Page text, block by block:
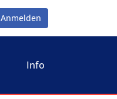
Anmelden
Info